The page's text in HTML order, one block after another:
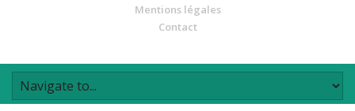
Mentions légales
Contact